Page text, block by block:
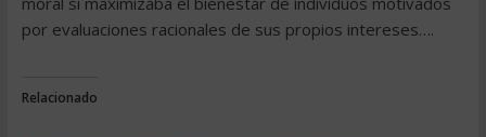
por evaluaciones racionales de sus propios intereses….
Relacionado